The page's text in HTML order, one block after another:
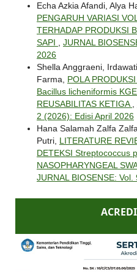
Echa Azkia Afandi, Alya
PENGARUH VARIASI
TERHADAP PRODUKSI
SAPI , JURNAL
2026
Shella Anggraeni,
Farma, POLA
Bacillus licheniformis
REUSABILITAS KETIGA,
2 (2026): Edisi April 2026
Hana Salamah Zalfa
Putri, LITERATURE
DETEKSI Streptococcus
NASOPHARYNGEAL
JURNAL BIOSENSE: